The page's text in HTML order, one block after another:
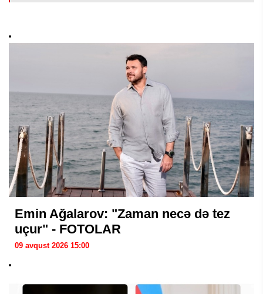
Emin Ağalarov: "Zaman necə də tez
uçur" - FOTOLAR
09 avqust 2026 15:00